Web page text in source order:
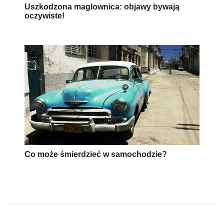
Uszkodzona maglownica: objawy bywają
oczywiste!
Co może śmierdzieć w samochodzie?